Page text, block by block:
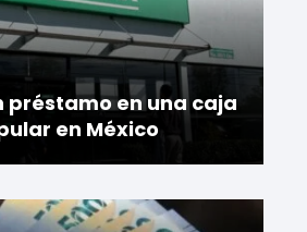
préstamo en una caja
en México